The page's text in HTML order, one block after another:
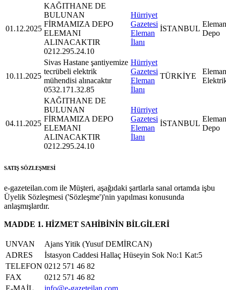
01.12.2025
KAĞITHANE DE
BULUNAN
FİRMAMIZA DEPO
ELEMANI
ALINACAKTIR
0212.295.24.10
Hürriyet
Gazetesi
Eleman
İlanı
İSTANBUL
Depo
10.11.2025
Sivas Hastane şantiyemize
tecrübeli elektrik
mühendisi alınacaktır
0532.171.32.85
Hürriyet
Gazetesi
Eleman
İlanı
TÜRKİYE
04.11.2025
KAĞITHANE DE
BULUNAN
FİRMAMIZA DEPO
ELEMANI
ALINACAKTIR
0212.295.24.10
Hürriyet
Gazetesi
Eleman
İlanı
İSTANBUL
Depo
SATIŞ SÖZLEŞMESİ
e-gazeteilan.com ile Müşteri, aşağıdaki şartlarla sanal ortamda işbu
Üyelik Sözleşmesi ('Sözleşme')'nin yapılması konusunda
anlaşmışlardır.
MADDE 1. HİZMET SAHİBİNİN BİLGİLERİ
UNVAN
Ajans Yitik (Yusuf DEMİRCAN)
ADRES
İstasyon Caddesi Hallaç Hüseyin Sok No:1 Kat:5
TELEFON 0212 571 46 82
FAX
0212 571 46 82